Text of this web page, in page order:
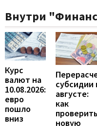
Внутри
Курс
валют на
10.08.2026:
евро
пошло
вниз
субсидии
августе:
как
проверить
новую